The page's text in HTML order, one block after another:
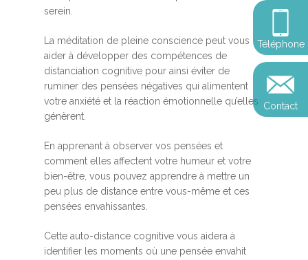
serein.
La méditation de pleine conscience peut vous
aider à développer des compétences de
distanciation cognitive pour ainsi éviter de
ruminer des pensées négatives qui alimentent
votre anxiété et la réaction émotionnelle qu’elles
génèrent.
En apprenant à observer vos pensées et
comment elles affectent votre humeur et votre
bien-être, vous pouvez apprendre à mettre un
peu plus de distance entre vous-même et ces
pensées envahissantes.
Cette auto-distance cognitive vous aidera à
identifier les moments où une pensée envahit
Téléphone
Contact
Devenir praticien en
de pleine conscience
Révelez votre
Conférences
personnel
Révelez votre
votre impact
Reconversion et
professionnelle
Explorer
et découvrir
Blog
Témoignages
Podcast
Podcast